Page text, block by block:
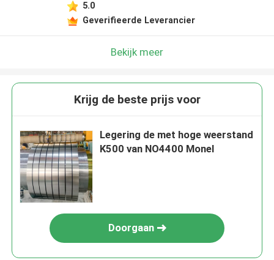
5.0
Geverifieerde Leverancier
Bekijk meer
Krijg de beste prijs voor
Legering de met hoge weerstand
K500 van NO4400 Monel
Doorgaan